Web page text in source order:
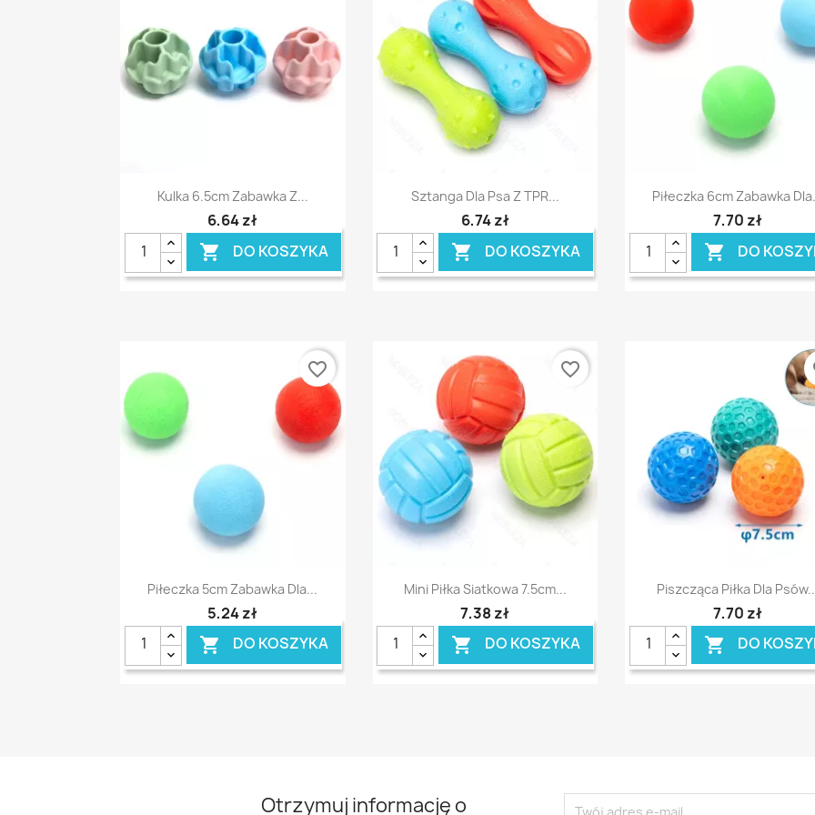
Szybki podgląd
Kulka 6.5cm Zabawka Z...
6,64 zł
 DO KOSZYKA
Szybki podgląd
Sztanga Dla Psa Z TPR...
6,74 zł
 DO KOSZYKA
Szybki podgląd
Piłeczka 6cm Zabawka
7,70 zł
 DO
Szybki podgląd
Piłeczka 5cm Zabawka Dla...
5,24 zł
 DO KOSZYKA
favorite_border
Szybki podgląd
Mini Piłka Siatkowa 7.5cm...
7,38 zł
 DO KOSZYKA
favorite_border
Szybki podgląd
Piszcząca Piłka Dla
7,70 zł
 DO
Otrzymuj informację o